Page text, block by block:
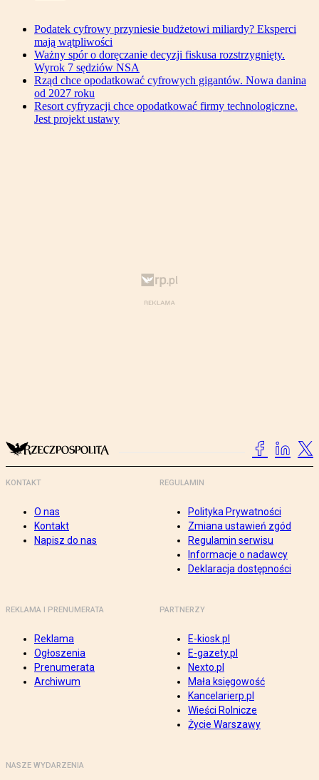
Podatek cyfrowy przyniesie budżetowi miliardy? Eksperci
mają wątpliwości
Ważny spór o doręczanie decyzji fiskusa rozstrzygnięty.
Wyrok 7 sędziów NSA
Rząd chce opodatkować cyfrowych gigantów. Nowa danina
od 2027 roku
Resort cyfryzacji chce opodatkować firmy technologiczne.
Jest projekt ustawy
KONTAKT
O nas
Kontakt
Napisz do nas
REGULAMIN
Polityka Prywatności
Zmiana ustawień zgód
Regulamin serwisu
Informacje o nadawcy
Deklaracja dostępności
REKLAMA I PRENUMERATA
Reklama
Ogłoszenia
Prenumerata
Archiwum
PARTNERZY
E-kiosk.pl
E-gazety.pl
Nexto.pl
Mała księgowość
Kancelarierp.pl
Wieści Rolnicze
Życie Warszawy
NASZE WYDARZENIA